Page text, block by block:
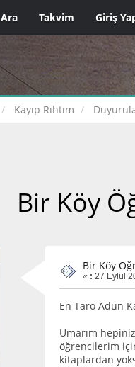
Ara Takvim Giriş
Kayıp Rıhtım
Bir Köy
Bir Köy
« : 27 Eylül
En Taro Adun
Umarım
öğrencilerim
kitaplardan